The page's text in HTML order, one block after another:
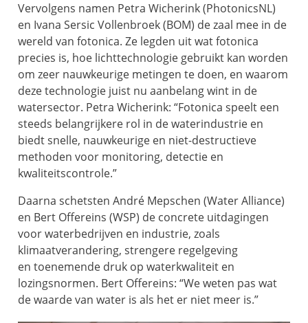
Vervolgens namen Petra Wicherink (PhotonicsNL)
en Ivana Sersic Vollenbroek (BOM) de zaal mee in de
wereld van fotonica. Ze legden uit wat fotonica
precies is, hoe lichttechnologie gebruikt kan worden
om zeer nauwkeurige metingen te doen, en waarom
deze technologie juist nu aanbelang wint in de
watersector. Petra Wicherink: “Fotonica speelt een
steeds belangrijkere rol in de waterindustrie en
biedt snelle, nauwkeurige en niet-destructieve
methoden voor monitoring, detectie en
kwaliteitscontrole.”
Daarna schetsten André Mepschen (Water Alliance)
en Bert Offereins (WSP) de concrete uitdagingen
voor waterbedrijven en industrie, zoals
klimaatverandering, strengere regelgeving
en toenemende druk op waterkwaliteit en
lozingsnormen. Bert Offereins: “We weten pas wat
de waarde van water is als het er niet meer is.”